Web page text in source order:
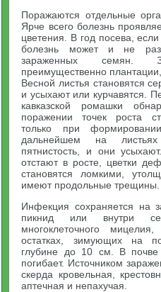
Поражаются отдельные
Ярче всего болезнь
цветения. В год посева,
болезнь может и не
зараженных семян.
преимущественно
Весной листья становятся
и усыхают или курчавятся.
кавказской ромашки
поражении точек роста
только при
дальнейшем на
пятнистость, и они
отстают в росте, цветки
становятся ломкими,
имеют продольные трещины.
Инфекция сохраняется на
пикнид или внутри
многоклеточного
остатках, зимующих на
глубине до 10 см. В
погибает. Источником
скерда кровельная,
аптечная и непахучая.